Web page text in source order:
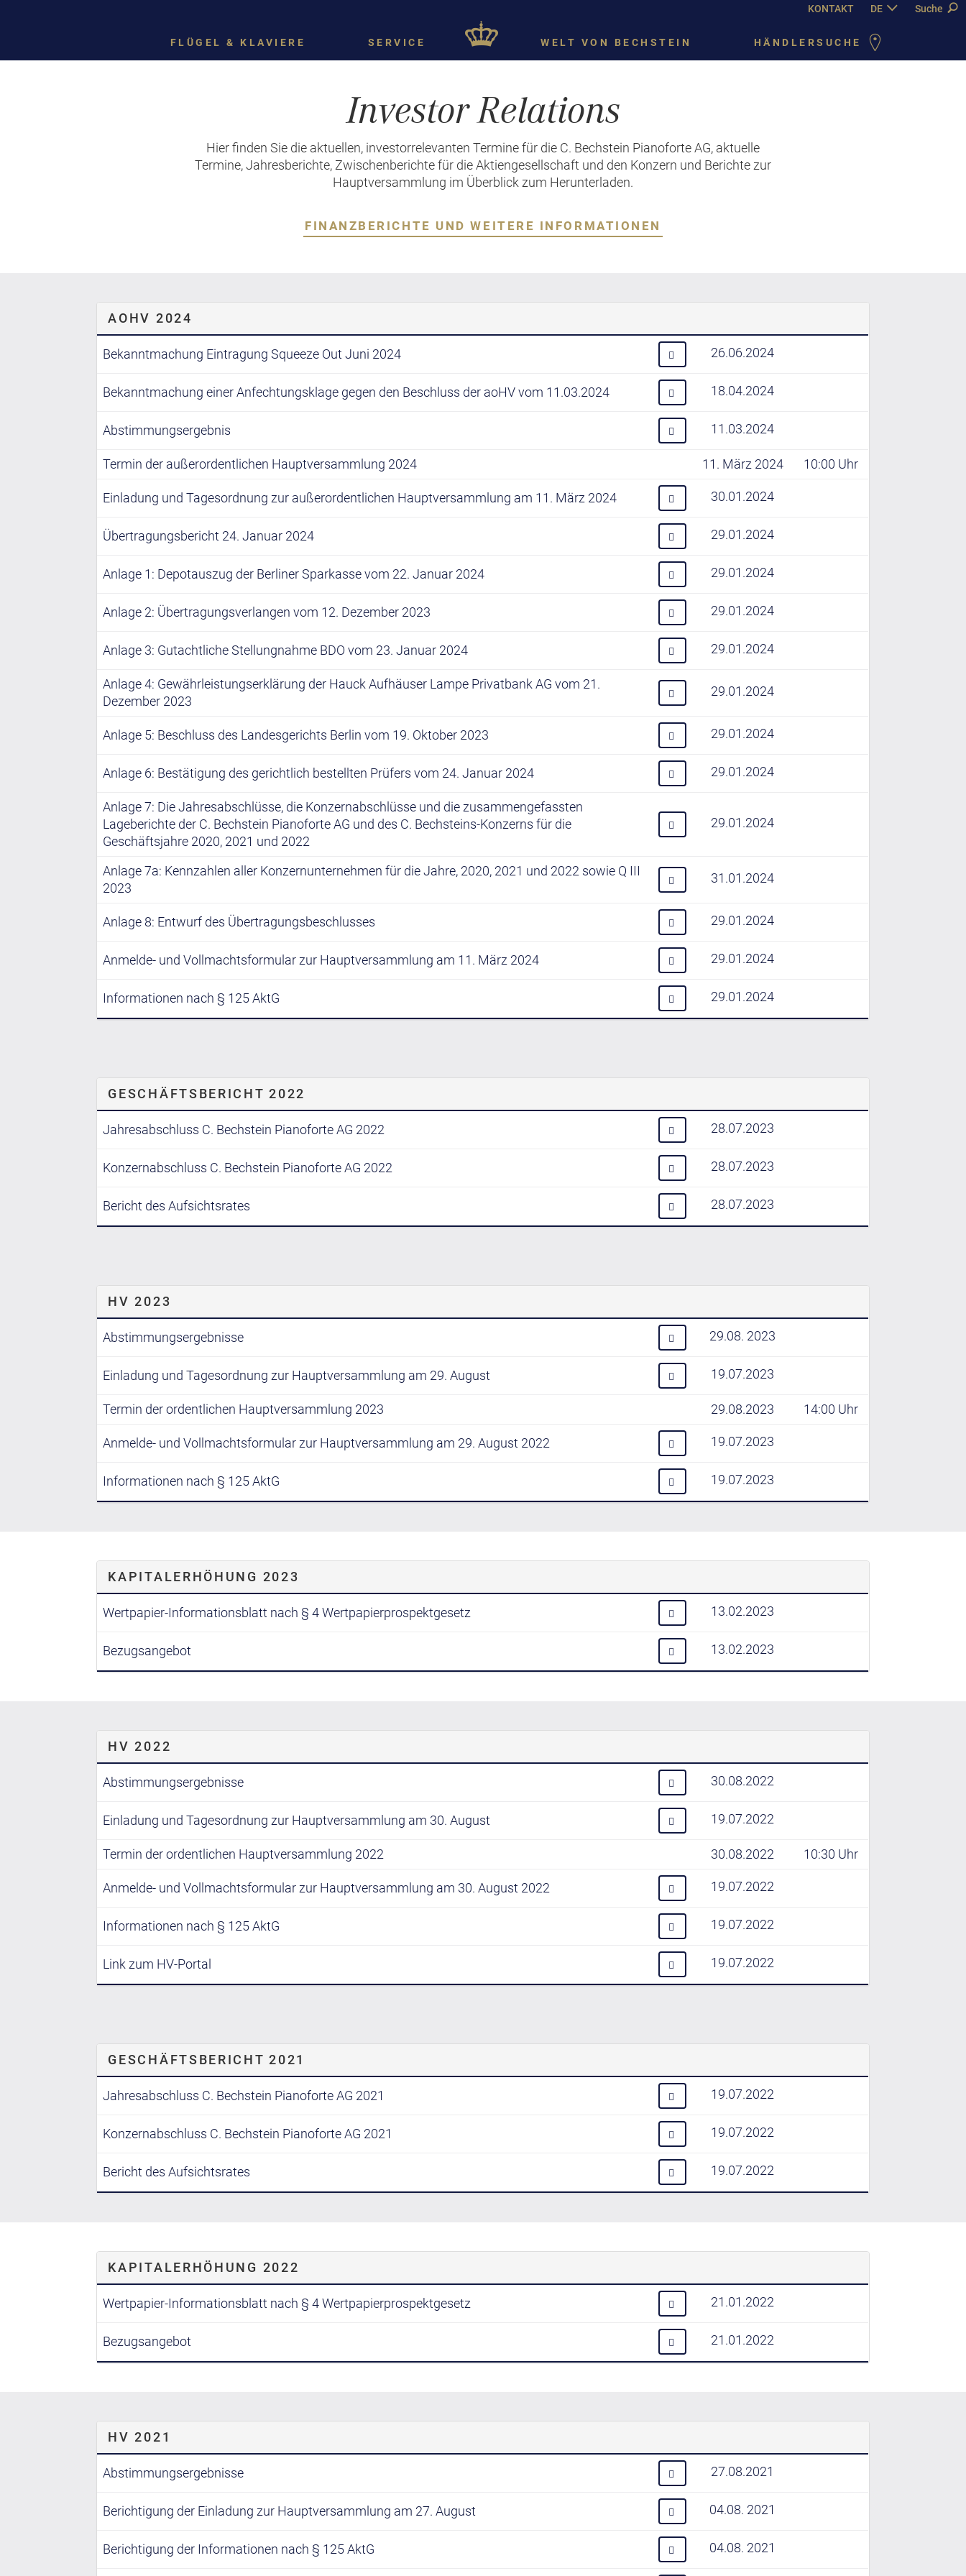
KONTAKT DE EN FR PY
Suche
FLÜGEL & KLAVIERE SERVICE WELT VON BECHSTEIN HÄNDLERSUCHE
Investor Relations
Hier finden Sie die aktuellen, investorrelevanten Termine für die C. Bechstein Pianoforte AG, aktuelle
Termine, Jahresberichte, Zwischenberichte für die Aktiengesellschaft und den Konzern und Berichte zur
Hauptversammlung im Überblick zum Herunterladen.
FINANZBERICHTE UND WEITERE INFORMATIONEN
AOHV 2024
Bekanntmachung Eintragung Squeeze Out Juni 2024 26.06.2024
Bekanntmachung einer Anfechtungsklage gegen den Beschluss der aoHV vom 11.03.2024 18.04.2024
Abstimmungsergebnis 11.03.2024
Termin der außerordentlichen Hauptversammlung 2024 11. März 2024 10:00 Uhr
Einladung und Tagesordnung zur außerordentlichen Hauptversammlung am 11. März 2024 30.01.2024
Übertragungsbericht 24. Januar 2024 29.01.2024
Anlage 1: Depotauszug der Berliner Sparkasse vom 22. Januar 2024 29.01.2024
Anlage 2: Übertragungsverlangen vom 12. Dezember 2023 29.01.2024
Anlage 3: Gutachtliche Stellungnahme BDO vom 23. Januar 2024 29.01.2024
Anlage 4: Gewährleistungserklärung der Hauck Aufhäuser Lampe Privatbank AG vom 21.
Dezember 2023
29.01.2024
Anlage 5: Beschluss des Landesgerichts Berlin vom 19. Oktober 2023 29.01.2024
Anlage 6: Bestätigung des gerichtlich bestellten Prüfers vom 24. Januar 2024 29.01.2024
Anlage 7: Die Jahresabschlüsse, die Konzernabschlüsse und die zusammengefassten
Lageberichte der C. Bechstein Pianoforte AG und des C. Bechsteins-Konzerns für die
Geschäftsjahre 2020, 2021 und 2022
29.01.2024
Anlage 7a: Kennzahlen aller Konzernunternehmen für die Jahre, 2020, 2021 und 2022 sowie Q III
2023
31.01.2024
Anlage 8: Entwurf des Übertragungsbeschlusses 29.01.2024
Anmelde- und Vollmachtsformular zur Hauptversammlung am 11. März 2024 29.01.2024
Informationen nach § 125 AktG 29.01.2024
GESCHÄFTSBERICHT 2022
Jahresabschluss C. Bechstein Pianoforte AG 2022 28.07.2023
Konzernabschluss C. Bechstein Pianoforte AG 2022 28.07.2023
Bericht des Aufsichtsrates 28.07.2023
HV 2023
Abstimmungsergebnisse 29.08. 2023
Einladung und Tagesordnung zur Hauptversammlung am 29. August 19.07.2023
Termin der ordentlichen Hauptversammlung 2023 29.08.2023 14:00 Uhr
Anmelde- und Vollmachtsformular zur Hauptversammlung am 29. August 2022 19.07.2023
Informationen nach § 125 AktG 19.07.2023
KAPITALERHÖHUNG 2023
Wertpapier-Informationsblatt nach § 4 Wertpapierprospektgesetz 13.02.2023
Bezugsangebot 13.02.2023
HV 2022
Abstimmungsergebnisse 30.08.2022
Einladung und Tagesordnung zur Hauptversammlung am 30. August 19.07.2022
Termin der ordentlichen Hauptversammlung 2022 30.08.2022 10:30 Uhr
Anmelde- und Vollmachtsformular zur Hauptversammlung am 30. August 2022 19.07.2022
Informationen nach § 125 AktG 19.07.2022
Link zum HV-Portal 19.07.2022
GESCHÄFTSBERICHT 2021
Jahresabschluss C. Bechstein Pianoforte AG 2021 19.07.2022
Konzernabschluss C. Bechstein Pianoforte AG 2021 19.07.2022
Bericht des Aufsichtsrates 19.07.2022
KAPITALERHÖHUNG 2022
Wertpapier-Informationsblatt nach § 4 Wertpapierprospektgesetz 21.01.2022
Bezugsangebot 21.01.2022
HV 2021
Abstimmungsergebnisse 27.08.2021
Berichtigung der Einladung zur Hauptversammlung am 27. August 04.08. 2021
Berichtigung der Informationen nach § 125 AktG 04.08. 2021